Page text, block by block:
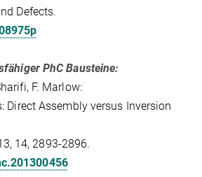
Defects.
PhC Bausteine:
F. Marlow:
Direct Assembly versus Inversion
14, 2893-2896.